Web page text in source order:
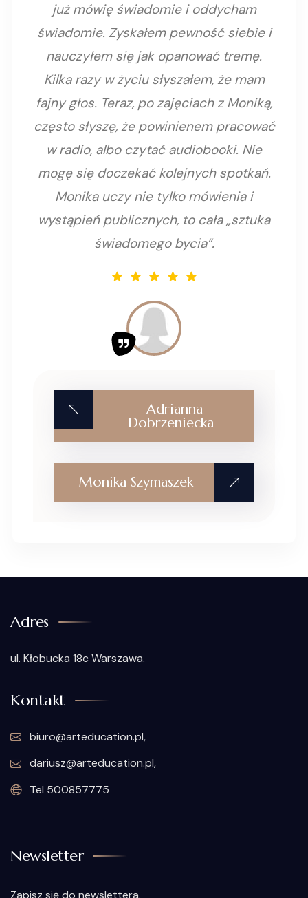
już mówię świadomie i oddycham
świadomie. Zyskałem pewność siebie i
nauczyłem się jak opanować tremę.
Kilka razy w życiu słyszałem, że mam
fajny głos. Teraz, po zajęciach z Moniką,
często słyszę, że powinienem pracować
w radio, albo czytać audiobooki. Nie
mogę się doczekać kolejnych spotkań.
Monika uczy nie tylko mówienia i
wystąpień publicznych, to cała „sztuka
świadomego bycia”.
Adrianna
Dobrzeniecka
Monika Szymaszek
Adres
ul. Kłobucka 18c Warszawa.
Kontakt
biuro@arteducation.pl,
dariusz@arteducation.pl,
Tel 500857775
Newsletter